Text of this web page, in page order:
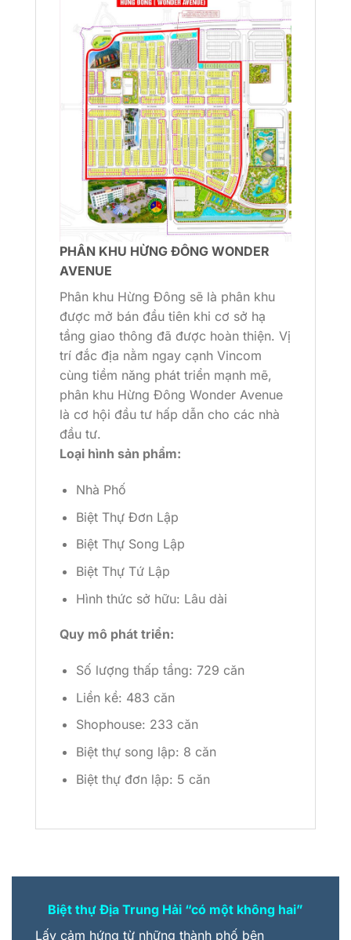
PHÂN KHU HỪNG ĐÔNG WONDER
AVENUE
Phân khu Hừng Đông sẽ là phân khu
được mở bán đầu tiên khi cơ sở hạ
tầng giao thông đã được hoàn thiện. Vị
trí đắc địa nằm ngay cạnh Vincom
cùng tiềm năng phát triển mạnh mẽ,
phân khu Hừng Đông Wonder Avenue
là cơ hội đầu tư hấp dẫn cho các nhà
đầu tư.
Loại hình sản phẩm:
Nhà Phố
Biệt Thự Đơn Lập
Biệt Thự Song Lập
Biệt Thự Tứ Lập
Hình thức sở hữu: Lâu dài
Quy mô phát triển:
Số lượng thấp tầng: 729 căn
Liền kề: 483 căn
Shophouse: 233 căn
Biệt thự song lập: 8 căn
Biệt thự đơn lập: 5 căn
Biệt thự Địa Trung Hải “có một không hai”
Lấy cảm hứng từ những thành phố bên